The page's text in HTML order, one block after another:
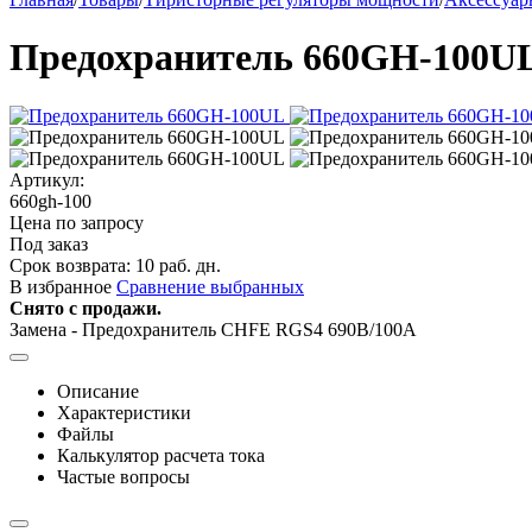
Предохранитель 660GH-
Артикул:
660gh-100
Цена по запросу
Под заказ
Срок возврата: 10 раб. дн.
В избранное Сравнение выбранных
Снято с продажи.
Замена - Предохранитель CHFE RGS4 690В/100А
Описание
Характеристики
Файлы
Калькулятор расчета тока
Частые вопросы